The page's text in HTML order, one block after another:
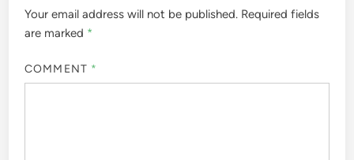
Your email address will not be published. Required fields
are marked *
COMMENT *